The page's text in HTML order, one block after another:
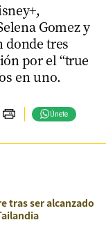
Gomez y
donde tres
por el “true
en uno.
Únete
tras ser alcanzado